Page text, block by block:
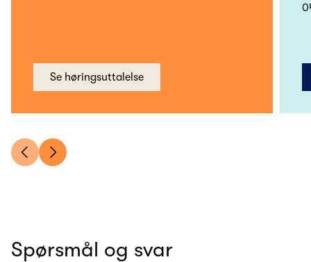
Se høringsuttalelse
Spørsmål og svar